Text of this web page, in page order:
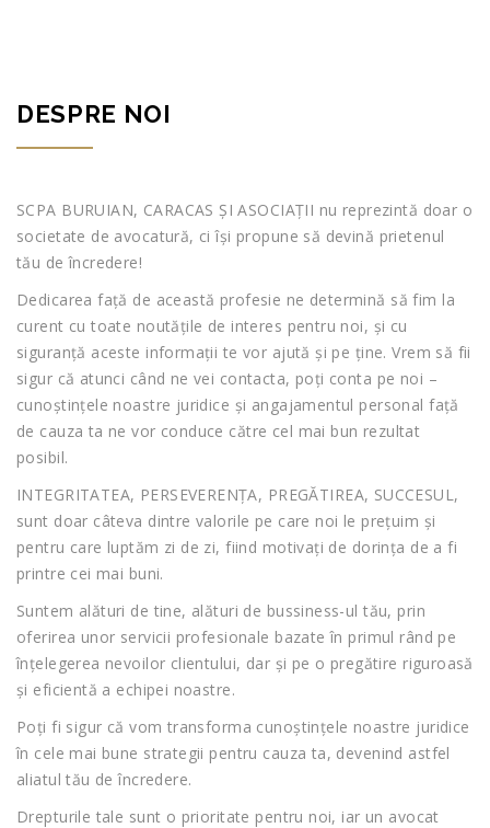
DESPRE NOI
SCPA BURUIAN, CARACAS ȘI ASOCIAȚII nu reprezintă doar o
societate de avocatură, ci își propune să devină prietenul
tău de încredere!
Dedicarea față de această profesie ne determină să fim la
curent cu toate noutățile de interes pentru noi, și cu
siguranță aceste informații te vor ajută și pe ține. Vrem să fii
sigur că atunci când ne vei contacta, poți conta pe noi –
cunoștințele noastre juridice și angajamentul personal față
de cauza ta ne vor conduce către cel mai bun rezultat
posibil.
INTEGRITATEA, PERSEVERENȚA, PREGĂTIREA, SUCCESUL,
sunt doar câteva dintre valorile pe care noi le prețuim și
pentru care luptăm zi de zi, fiind motivați de dorința de a fi
printre cei mai buni.
Suntem alături de tine, alături de bussiness-ul tău, prin
oferirea unor servicii profesionale bazate în primul rând pe
înțelegerea nevoilor clientului, dar și pe o pregătire riguroasă
și eficientă a echipei noastre.
Poți fi sigur că vom transforma cunoștințele noastre juridice
în cele mai bune strategii pentru cauza ta, devenind astfel
aliatul tău de încredere.
Drepturile tale sunt o prioritate pentru noi, iar un avocat